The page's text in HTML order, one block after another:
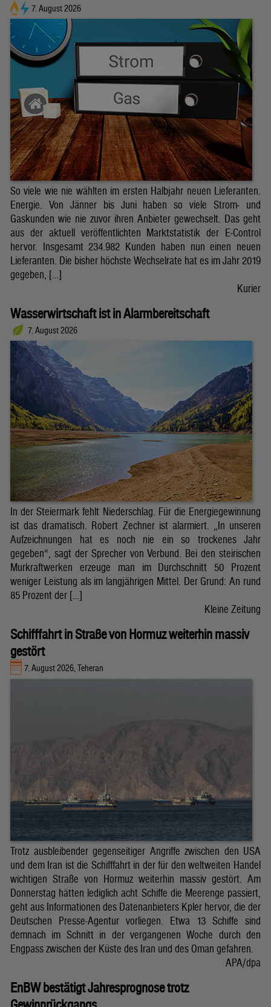
7. August 2026
So viele wie nie wählten im ersten Halbjahr neuen Lieferanten.
Energie. Von Jänner bis Juni haben so viele Strom- und
Gaskunden wie nie zuvor ihren Anbieter gewechselt. Das geht
aus der aktuell veröffentlichten Marktstatistik der E-Control
hervor. Insgesamt 234.982 Kunden haben nun einen neuen
Lieferanten. Die bisher höchste Wechselrate hat es im Jahr 2019
gegeben, […]
Kurier
Wasserwirtschaft ist in Alarmbereitschaft
7. August 2026
In der Steiermark fehlt Niederschlag. Für die Energiegewinnung
ist das dramatisch. Robert Zechner ist alarmiert. „In unseren
Aufzeichnungen hat es noch nie ein so trockenes Jahr
gegeben“, sagt der Sprecher von Verbund. Bei den steirischen
Murkraftwerken erzeuge man im Durchschnitt 50 Prozent
weniger Leistung als im langjährigen Mittel. Der Grund: An rund
85 Prozent der […]
Kleine Zeitung
Schifffahrt in Straße von Hormuz weiterhin massiv
gestört
7. August 2026, Teheran
Trotz ausbleibender gegenseitiger Angriffe zwischen den USA
und dem Iran ist die Schifffahrt in der für den weltweiten Handel
wichtigen Straße von Hormuz weiterhin massiv gestört. Am
Donnerstag hätten lediglich acht Schiffe die Meerenge passiert,
geht aus Informationen des Datenanbieters Kpler hervor, die der
Deutschen Presse-Agentur vorliegen. Etwa 13 Schiffe sind
demnach im Schnitt in der vergangenen Woche durch den
Engpass zwischen der Küste des Iran und des Oman gefahren.
APA/dpa
EnBW bestätigt Jahresprognose trotz